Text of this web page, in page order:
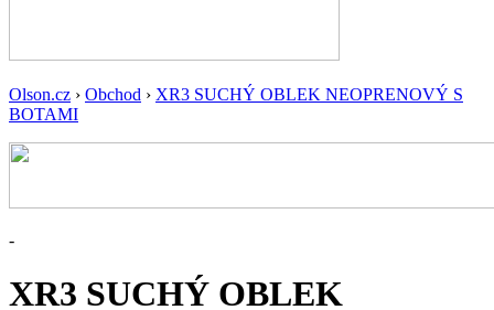
Olson.cz › Obchod › XR3 SUCHÝ OBLEK NEOPRENOVÝ S
BOTAMI
-
XR3 SUCHÝ OBLEK